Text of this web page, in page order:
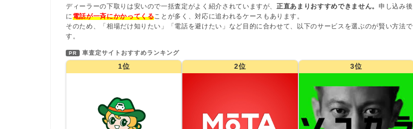
ディーラーの下取りは安いので一括査定がよく紹介されていますが、正直あまりおすすめできません。 申し込み後
に 電話が一斉にかかってくる ことが多く、対応に追われるケースもあります。
そのため、「相場だけ知りたい」「電話を避けたい」など目的に合わせて、以下のサービスを選ぶのが賢い方法で
す。
PR 車査定サイトおすすめランキング
1位 2位 3位